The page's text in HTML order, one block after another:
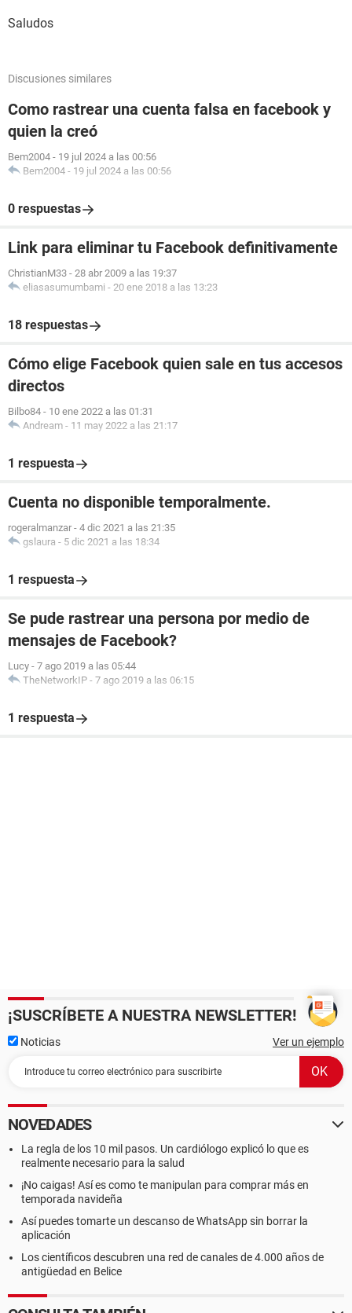
Saludos
Discusiones similares
Como rastrear una cuenta falsa en facebook y
quien la creó
Bem2004 - 19 jul 2024 a las 00:56
Bem2004 - 19 jul 2024 a las 00:56
0 respuestas
Link para eliminar tu Facebook definitivamente
ChristianM33 - 28 abr 2009 a las 19:37
eliasasumumbami - 20 ene 2018 a las 13:23
18 respuestas
Cómo elige Facebook quien sale en tus accesos
directos
Bilbo84 - 10 ene 2022 a las 01:31
Andream - 11 may 2022 a las 21:17
1 respuesta
Cuenta no disponible temporalmente.
rogeralmanzar - 4 dic 2021 a las 21:35
gslaura - 5 dic 2021 a las 18:34
1 respuesta
Se pude rastrear una persona por medio de
mensajes de Facebook?
Lucy - 7 ago 2019 a las 05:44
TheNetworkIP - 7 ago 2019 a las 06:15
1 respuesta
¡SUSCRÍBETE A NUESTRA NEWSLETTER!
Noticias Ver un ejemplo
NOVEDADES
La regla de los 10 mil pasos. Un cardiólogo explicó lo que es
realmente necesario para la salud
¡No caigas! Así es como te manipulan para comprar más en
temporada navideña
Así puedes tomarte un descanso de WhatsApp sin borrar la
aplicación
Los científicos descubren una red de canales de 4.000 años de
antigüedad en Belice